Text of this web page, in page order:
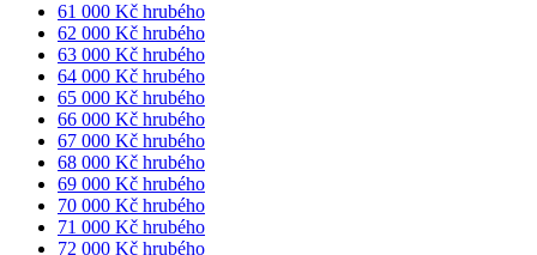
61 000 Kč hrubého
62 000 Kč hrubého
63 000 Kč hrubého
64 000 Kč hrubého
65 000 Kč hrubého
66 000 Kč hrubého
67 000 Kč hrubého
68 000 Kč hrubého
69 000 Kč hrubého
70 000 Kč hrubého
71 000 Kč hrubého
72 000 Kč hrubého